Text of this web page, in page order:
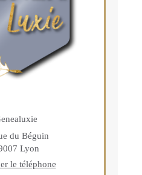
du Béguin
Lyon
le téléphone